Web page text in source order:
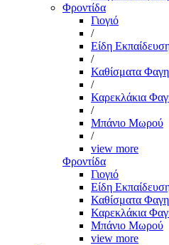
Φροντίδα
Γιογιό
/
Είδη
/
Καθίσματα
/
Καρεκλάκια
/
Μπάνιο Μωρού
/
view more
Φροντίδα
Γιογιό
Είδη
Καθίσματα
Καρεκλάκια
Μπάνιο Μωρού
view more